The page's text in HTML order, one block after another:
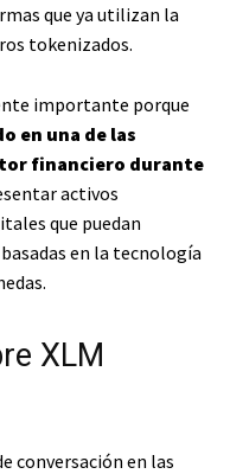
que ya utilizan la
tokenizados.
importante porque
en una de las
financiero durante
activos
que puedan
en la tecnología
XLM
conversación en las